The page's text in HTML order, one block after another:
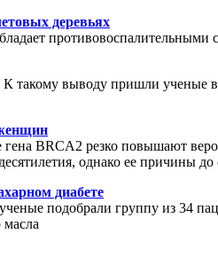
деревьях
противовоспалительными
выводу пришли ученые в
BRCA2 резко повышают
однако ее причины
диабете
подобрали группу из 34
масла